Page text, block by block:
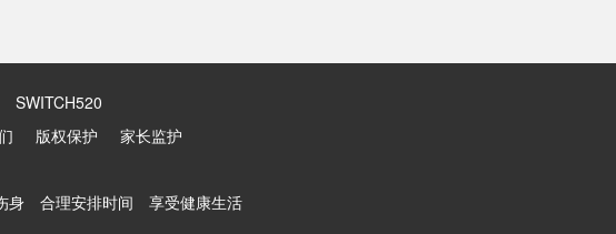
SWITCH520
版权保护
家长监护
身 合理安排时间 享受健康生活